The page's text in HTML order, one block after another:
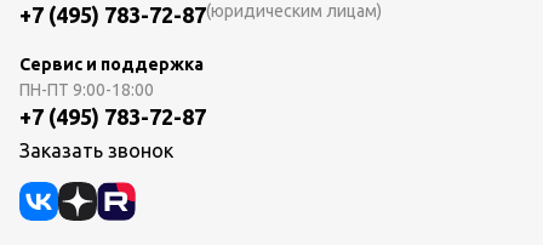
+7 (495) 783-72-87(юридическим лицам)
Сервис и поддержка
ПН-ПТ 9:00-18:00
+7 (495) 783-72-87
Заказать звонок